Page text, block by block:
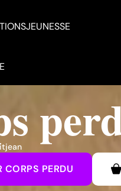
JEUNESSE
CORPS PERDU